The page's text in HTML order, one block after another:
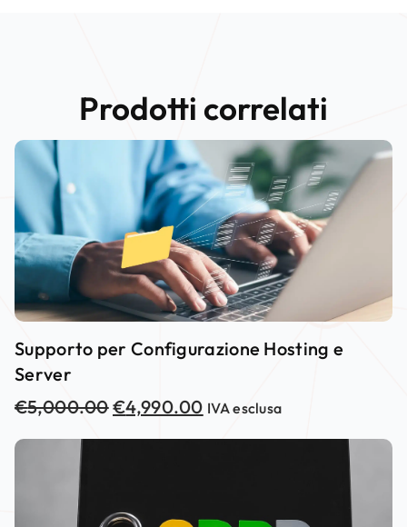
Prodotti correlati
Supporto per Configurazione Hosting e
Server
€5,000.00€4,990.00 IVA esclusa